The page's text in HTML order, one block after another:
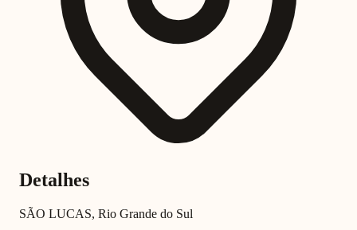
Detalhes
SÃO LUCAS, Rio Grande do Sul